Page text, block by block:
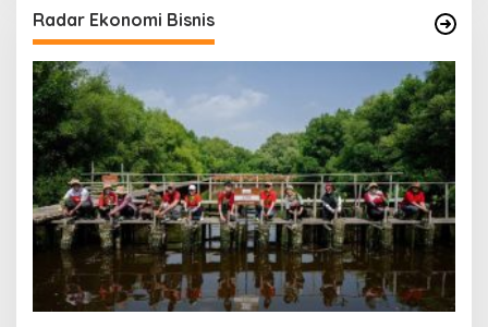
Radar Ekonomi Bisnis